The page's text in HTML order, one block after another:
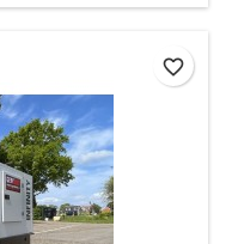
favorite_border